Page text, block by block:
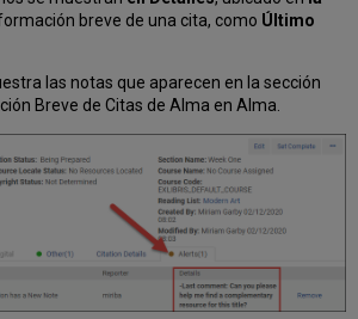
breve de una cita, como Último
las notas que aparecen en la sección
Breve de Citas de Alma en Alma.